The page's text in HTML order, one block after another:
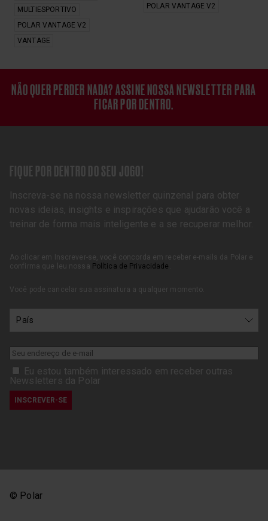
MULTIESPORTIVO
POLAR VANTAGE V2
VANTAGE
POLAR VANTAGE V2
NÃO QUER PERDER NADA? ASSINE NOSSA NEWSLETTER PARA
FICAR POR DENTRO.
FIQUE POR DENTRO DO SEU JOGO!
Inscreva-se na nossa newsletter quinzenal para obter
novas ideias, insights e inspirações que ajudarão você a
treinar de forma mais inteligente e a se recuperar melhor.
Ao clicar em Inscrever-se, você concorda em receber e-mails da Polar e
confirma que leu nossa Política de Privacidade
Você pode cancelar sua assinatura a qualquer momento.
Eu estou também interessado em receber outras
Newsletters da Polar
© Polar